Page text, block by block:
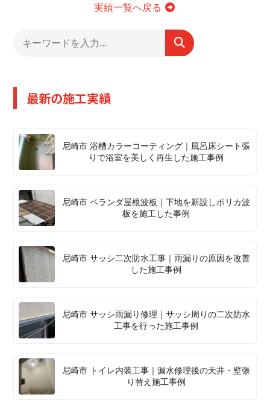
実績一覧へ戻る
最新の施工実績
尼崎市 浴槽カラーコーティング｜風呂床シート張
りで浴室を美しく再生した施工事例
尼崎市 ベランダ屋根波板｜下地を新設しポリカ波
板を施工した事例
尼崎市 サッシ二次防水工事｜雨漏りの原因を改善
した施工事例
尼崎市 サッシ雨漏り修理｜サッシ周りの二次防水
工事を行った施工事例
尼崎市 トイレ内装工事｜漏水修理後の天井・壁張
り替え施工事例